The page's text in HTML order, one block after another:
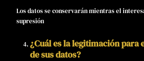
Los datos se conservarán mientras el
supresión
¿Cuál es la legitimación para
de sus datos?